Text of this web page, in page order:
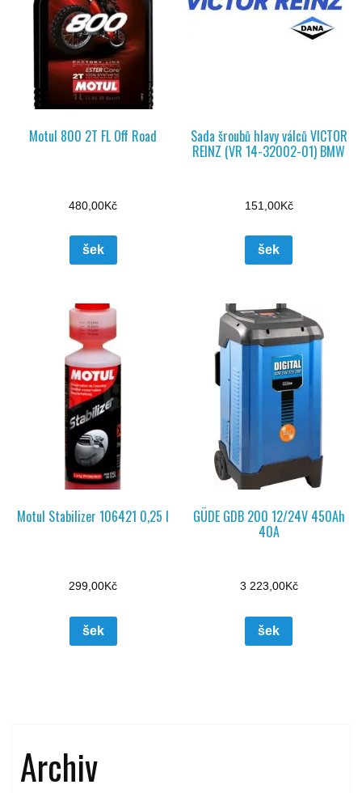
Motul 800 2T FL Off Road
480,00Kč
šek
Sada šroubů hlavy válců VICTOR
REINZ (VR 14-32002-01) BMW
151,00Kč
šek
Motul Stabilizer 106421 0,25 l
299,00Kč
šek
GÜDE GDB 200 12/24V 450Ah
40A
3 223,00Kč
šek
Archiv